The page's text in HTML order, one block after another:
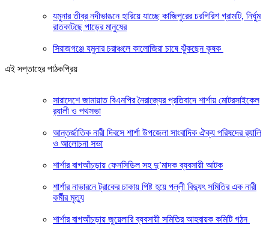
যমুনার তীব্র নদীভাঙনে হারিয়ে যাচ্ছে কাজিপুরের চরগিরিশ গ্রামটি, নির্ঘুম
রাতকাটছে পাড়ের মানুষের
সিরাজগঞ্জে যমুনার চরাঞ্চলে কালোজিরা চাষে ঝুঁকছেন কৃষক
এই সপ্তাহের পাঠকপ্রিয়
সারাদেশে জামায়াত বিএনপির নৈরাজ্যের প্রতিবাদে শার্শায় মোটরসাইকেল
র‍্যালী ও পথসভা
আন্তর্জাতিক নারী দিবসে শার্শা উপজেলা সাংবাদিক ঐক্য পরিষদের র‍্যালি
ও আলোচনা সভা
শার্শার বাগআঁচড়ায় ফেনসিডিল সহ দু’মাদক ব্যবসায়ী আটক
শার্শার নাভারনে ট্রাকের চাকায় পিষ্ট হয়ে পল্লী বিদ্যুৎ সমিতির এক নারী
কর্মীর মৃত্যু
শার্শার বাগআঁচড়ায় জুয়েলারি ব্যবসায়ী সমিতির আহবায়ক কমিটি গঠন